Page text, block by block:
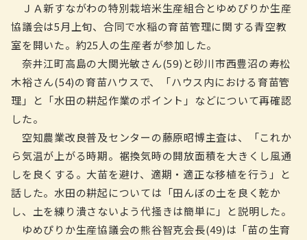
ＪＡ新すながわの特別栽培米生産組合とゆめぴりか生産
協議会は5月上旬、合同で水稲の育苗管理に関する青空教
室を開いた。約25人の生産者が参加した。
奈井江町高島の大関光敏さん(59)と砂川市西豊沼の寿松
木裕さん(54)の育苗ハウスで、「ハウス内における育苗管
理」と「水田の耕起作業のポイント」などについて再確認
した。
空知農業改良普及センターの藤原昭博主査は、「これか
ら気温が上がる時期。裾換気時の開放面積を大きくし風通
しを良くする。大苗を避け、適期・適正な移植を行う」と
話した。水田の耕起については「田んぼの土を良く乾か
し、土を練り潰さないよう代掻きは簡単に」と説明した。
ゆめぴりか生産協議会の熊谷智克会長(49)は「苗の生育